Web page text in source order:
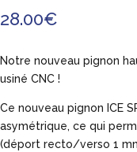
28.00€
Notre nouveau pignon
usiné CNC !
Ce nouveau pignon ICE
asymétrique, ce qui
(déport recto/verso 1